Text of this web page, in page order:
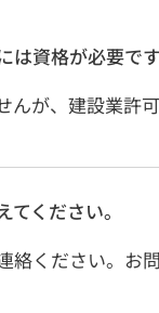
は資格が必要で
が、建設業許
ください。
絡ください。お